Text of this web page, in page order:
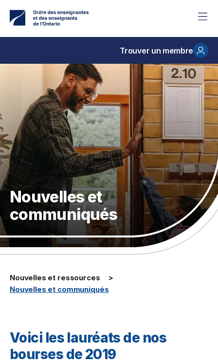
contenu
Trouver un membre
Nouvelles et
communiqués
Nouvelles et ressources
Nouvelles et communiqués
Voici les lauréats de nos
bourses de 2019